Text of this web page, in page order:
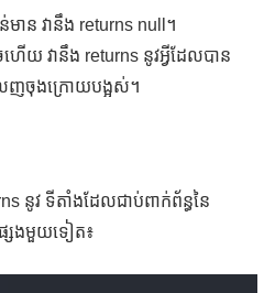
មាន វានឹង returns null។
ហើយ វានឹង returns នូវអ្វីដែលបាន
ញចុងក្រោយបង្អស់។
នូវ ទីតាំងដែលជាប់ពាក់ព័ន្ធនៃ
េងមួយទៀត៖